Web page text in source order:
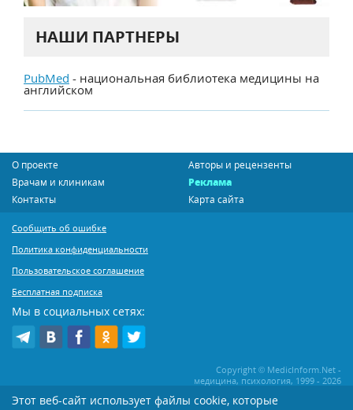
НАШИ ПАРТНЕРЫ
PubMed - национальная библиотека медицины на
английском
О проекте
Авторы и рецензенты
Врачам и клиникам
Реклама
Контакты
Карта сайта
Сообщить об ошибке
Политика конфиденциальности
Пользовательское соглашение
Бесплатная подписка
Мы в социальных сетях:
Copyright © MedicInform.Net -
медицина, психология, 1999 - 2026
Этот веб-сайт использует файлы cookie, которые